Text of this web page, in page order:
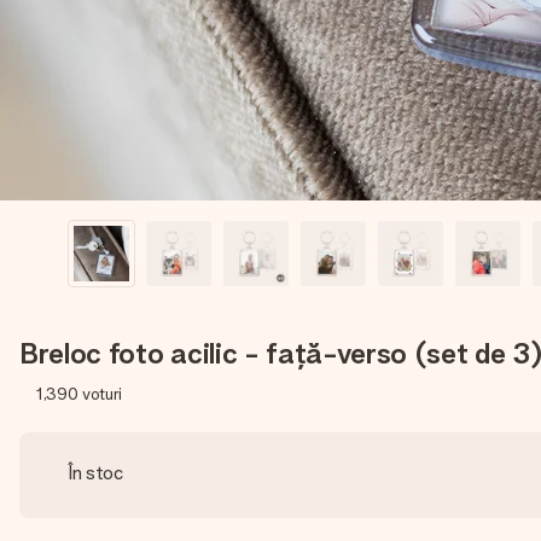
Breloc foto acilic - față-verso (set de
1,390 voturi
În stoc